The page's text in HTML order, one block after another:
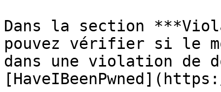
Dans la section
pouvez vérifier si le
dans une violation de